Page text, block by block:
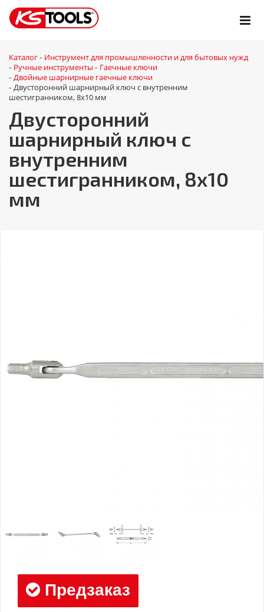
Каталог - Инструмент для промышленности и для бытовых нужд
- Ручные инструменты - Гаечные ключи
- Двойные шарнирные гаечные ключи
- Двусторонний шарнирный ключ с внутренним
шестигранником, 8х10 мм
Двусторонний
шарнирный ключ с
внутренним
шестигранником, 8х10
мм
Предзаказ